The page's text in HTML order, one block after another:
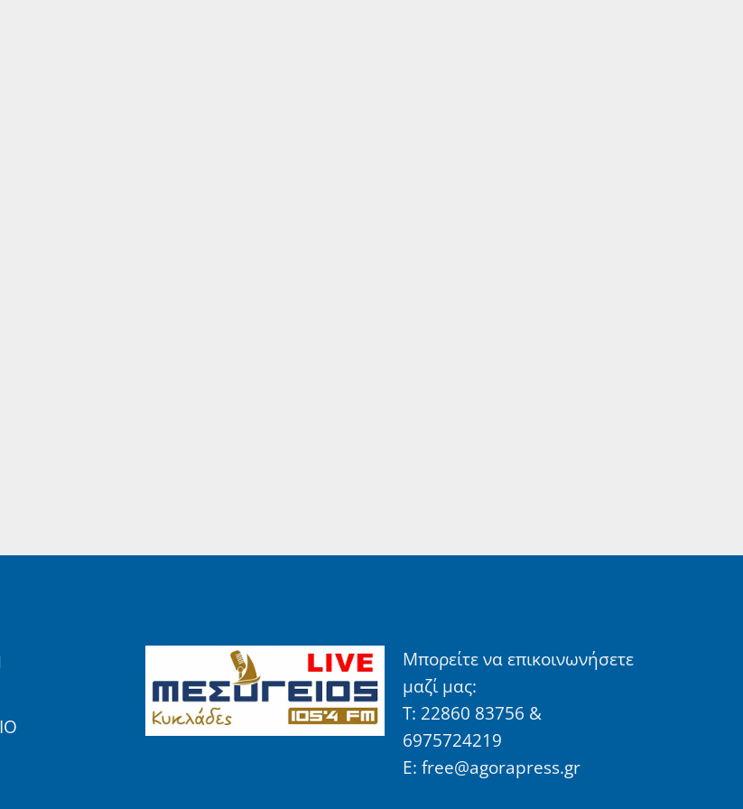
Μπορείτε να επικοινωνήσετε
μαζί μας:
Τ: 22860 83756 &
6975724219
E: free@agorapress.gr